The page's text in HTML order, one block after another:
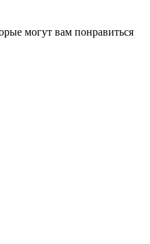
могут вам понравиться